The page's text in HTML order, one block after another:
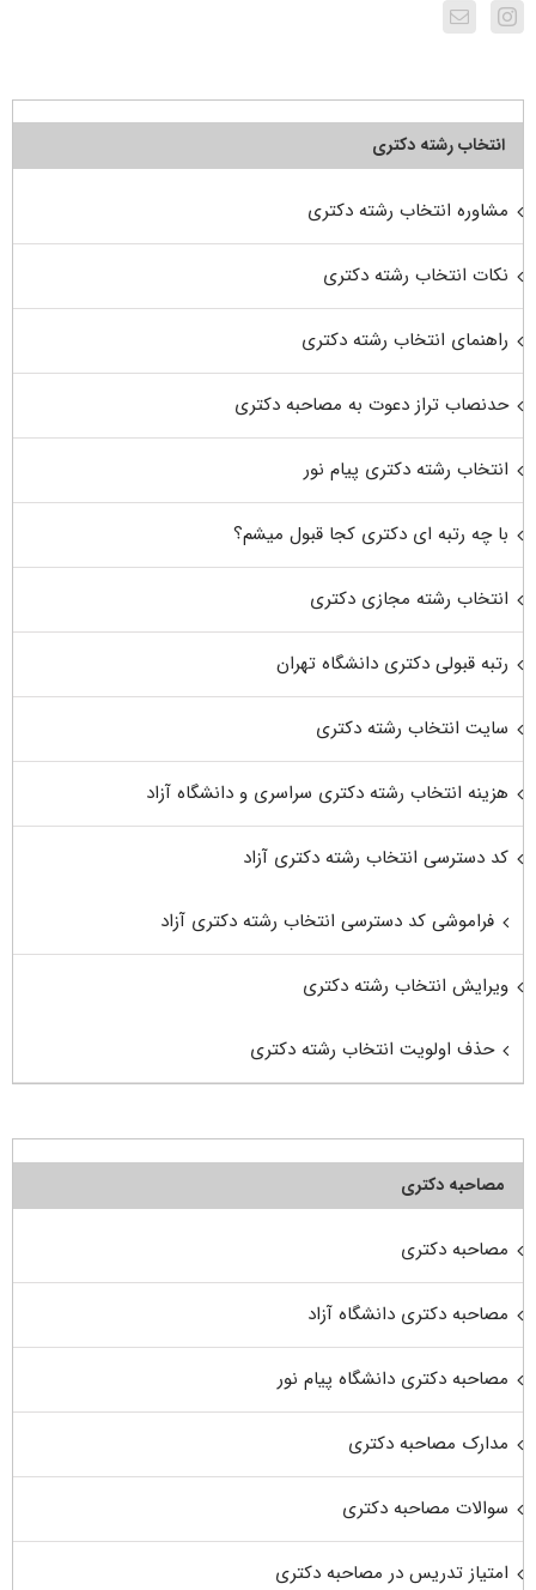
انتخاب رشته دکتری
مشاوره انتخاب رشته دکتری
نکات انتخاب رشته دکتری
راهنمای انتخاب رشته دکتری
حدنصاب تراز دعوت به مصاحبه دکتری
انتخاب رشته دکتری پیام نور
با چه رتبه ای دکتری کجا قبول میشم؟
انتخاب رشته مجازی دکتری
رتبه قبولی دکتری دانشگاه تهران
سایت انتخاب رشته دکتری
هزینه انتخاب رشته دکتری سراسری و دانشگاه آزاد
کد دسترسی انتخاب رشته دکتری آزاد
فراموشی کد دسترسی انتخاب رشته دکتری آزاد
ویرایش انتخاب رشته دکتری
حذف اولویت انتخاب رشته دکتری
مصاحبه دکتری
مصاحبه دکتری
مصاحبه دکتری دانشگاه آزاد
مصاحبه دکتری دانشگاه پیام نور
مدارک مصاحبه دکتری
سوالات مصاحبه دکتری
امتیاز تدریس در مصاحبه دکتری